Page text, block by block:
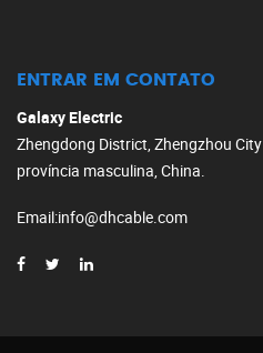
ENTRAR EM CONTATO
Galaxy Electric
Zhengdong District, Zhengzhou City
província masculina, China.
Email:info@dhcable.com